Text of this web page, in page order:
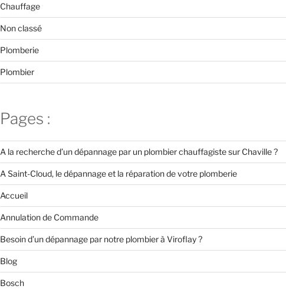
Chauffage
Non classé
Plomberie
Plombier
Pages :
A la recherche d’un dépannage par un plombier chauffagiste sur Chaville ?
A Saint-Cloud, le dépannage et la réparation de votre plomberie
Accueil
Annulation de Commande
Besoin d’un dépannage par notre plombier à Viroflay ?
Blog
Bosch